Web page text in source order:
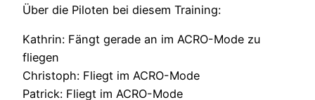
Über die Piloten bei diesem Training:
Kathrin: Fängt gerade an im ACRO-Mode zu
fliegen
Christoph: Fliegt im ACRO-Mode
Patrick: Fliegt im ACRO-Mode